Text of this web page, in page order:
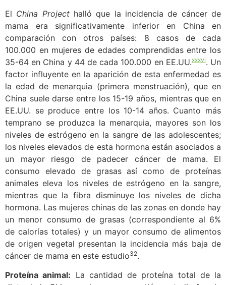
El China Projecthalló que la incidencia de cáncer de
mama era significativamente inferior en China en
comparación con otros países: 8 casos de cada
100.000 en mujeres de edades comprendidas entre los
35-64 en China y 44 de cada 100.000 en EE.UU.xxxvi. Un
factor influyente en la aparición de esta enfermedad es
la edad de menarquia (primera menstruación), que en
China suele darse entre los 15-19 años, mientras que en
EE.UU. se produce entre los 10-14 años. Cuanto más
temprano se produzca la menarquia, mayores son los
niveles de estrógeno en la sangre de las adolescentes;
los niveles elevados de esta hormona están asociados a
un mayor riesgo de padecer cáncer de mama. El
consumo elevado de grasas así como de proteínas
animales eleva los niveles de estrógeno en la sangre,
mientras que la fibra disminuye los niveles de dicha
hormona. Las mujeres chinas de las zonas en donde hay
un menor consumo de grasas (correspondiente al 6%
de calorías totales) y un mayor consumo de alimentos
de origen vegetal presentan la incidencia más baja de
cáncer de mama en este estudio32.
Proteína animal: La cantidad de proteína total de la